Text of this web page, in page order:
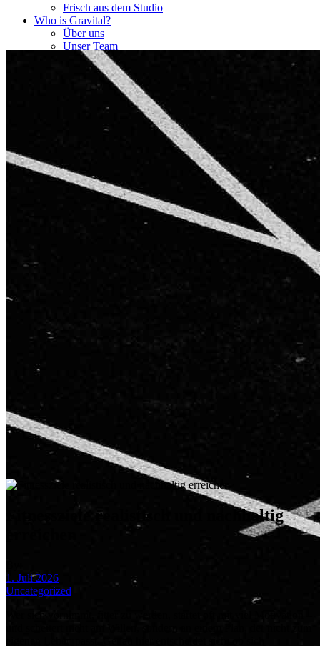
Frisch aus dem Studio
Who is Gravital?
Über uns
Unser Team
AGB
Impressum
Datenschutzerklärung
Starke Partner für starke Ergebnisse
Fitnessziele realistisch und nachhaltig
1. Juli 2026
Uncategorized